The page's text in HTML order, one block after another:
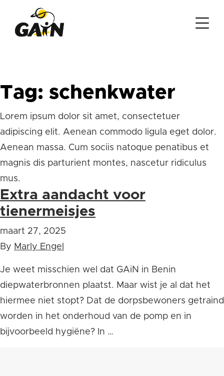
Tag: schenkwater
Lorem ipsum dolor sit amet, consectetuer
adipiscing elit. Aenean commodo ligula eget dolor.
Aenean massa. Cum sociis natoque penatibus et
magnis dis parturient montes, nascetur ridiculus
mus.
Extra aandacht voor
tienermeisjes
maart 27, 2025
By Marly Engel
Je weet misschien wel dat GAiN in Benin
diepwaterbronnen plaatst. Maar wist je al dat het
hiermee niet stopt? Dat de dorpsbewoners getraind
worden in het onderhoud van de pomp en in
bijvoorbeeld hygiëne? In …